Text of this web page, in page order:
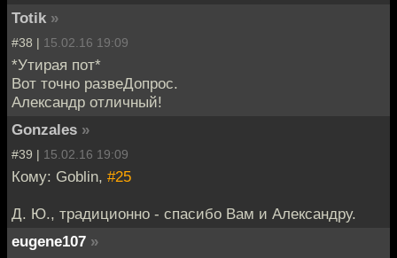
Totik »
#38 | 15.02.16 19:09
*Утирая пот*
Вот точно развеДопрос.
Александр отличный!
Gonzales »
#39 | 15.02.16 19:09
Кому: Goblin, #25
Д. Ю., традиционно - спасибо Вам и Александру.
eugene107 »